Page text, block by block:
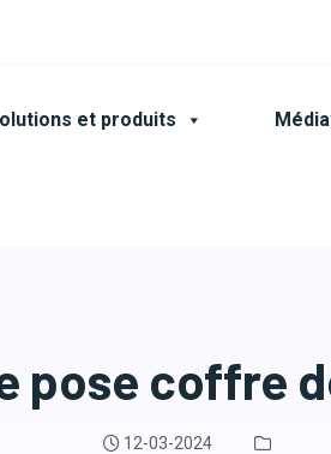
et produits
pose coffre
12-03-2024